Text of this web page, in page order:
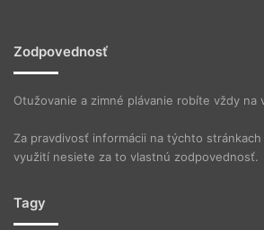
Zodpovednosť
Otužovanie a zimné plávanie robíte vždy na
Za pravdivosť informácii na týchto
využití nesiete za to vlastnú zodpovednosť.
Tagy